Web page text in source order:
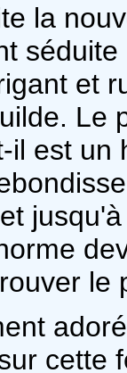
la
et
Le
il est un
le
adoré
cette